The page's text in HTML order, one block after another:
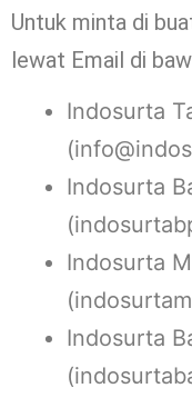
Untuk minta di
lewat Email di
Indosurta
Indosurta
Indosurta
Indosurta